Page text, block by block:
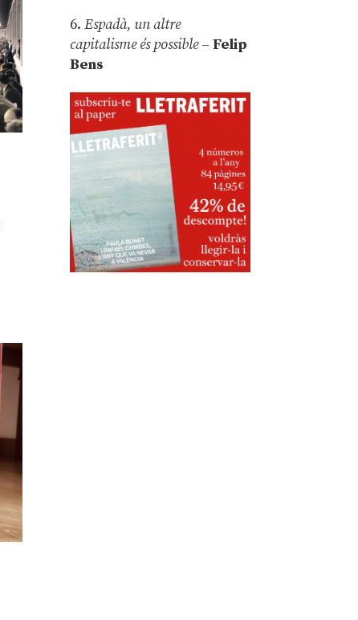
6.Espadà, un altre
capitalisme és possible – Felip
Bens